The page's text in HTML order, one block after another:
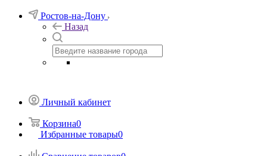
Ростов-на-Дону
Назад
Личный кабинет
Корзина0
Избранные товары0